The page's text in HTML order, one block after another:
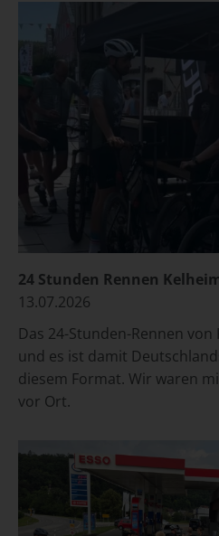
24 Stunden Rennen
13.07.2026
Das 24-Stunden-Rennen
und es ist damit
diesem Format. Wir waren
vor Ort.